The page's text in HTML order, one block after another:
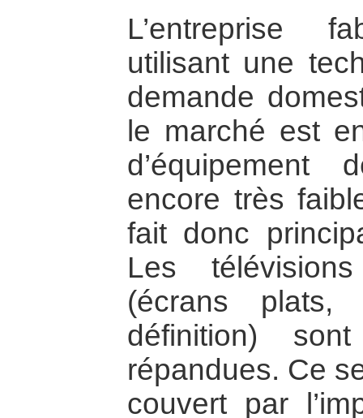
L’entreprise
utilisant une
demande
le marché est
d’équipement
encore très
fait donc
Les
(écrans plats,
définition)
répandues. Ce
couvert par